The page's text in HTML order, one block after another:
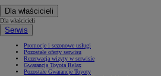
Dla właścicieli
Dla właścicieli
Serwis
Promocje i sezonowe usługi
Pozostałe oferty serwisu
Rezerwacja wizyty w serwisie
Gwarancja Toyota Relax
Pozostałe Gwarancje Toyoty